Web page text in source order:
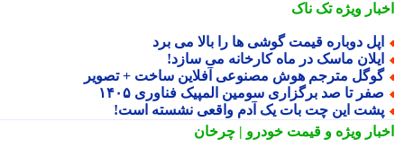
ویژهتک ناک
دوباره قیمت گوشی ها را بالا می برد
ماسک در ماه کارخانه می سازد!
مترجم هوش مصنوعی آفلاین ساخت + تصویر
تا صد برگزاری سومین المپیک فناوری ۱۴۰۵
این چت بات یک آدم واقعی نشسته است!
ویژهو قیمت خودرو | چرخان